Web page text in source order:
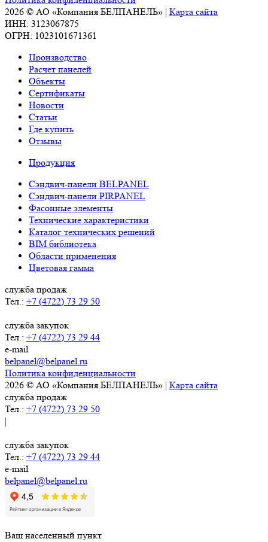
2026 © АО «Компания БЕЛПАНЕЛЬ» | Карта сайта
ИНН: 3123067875
ОГРН: 1023101671361
Производство
Расчет панелей
Объекты
Сертификаты
Новости
Статьи
Где купить
Отзывы
Продукция
Сэндвич-панели BELPANEL
Сэндвич-панели PIRPANEL
Фасонные элементы
Технические характеристики
Каталог технических решений
BIM библиотека
Области применения
Цветовая гамма
служба продаж
Тел.: +7 (4722) 73 29 50
служба закупок
Тел.: +7 (4722) 73 29 44
e-mail
belpanel@belpanel.ru
Политика конфиденциальности
2026 © АО «Компания БЕЛПАНЕЛЬ» | Карта сайта
служба продаж
Тел.: +7 (4722) 73 29 50
|
служба закупок
Тел.: +7 (4722) 73 29 44
e-mail
belpanel@belpanel.ru
Ваш населенный пункт